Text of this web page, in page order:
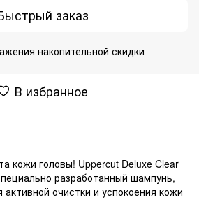
заказ
накопительной скидки
В избранное
кожи головы! Uppercut Deluxe Clear
разработанный шампунь,
очистки и успокоения кожи